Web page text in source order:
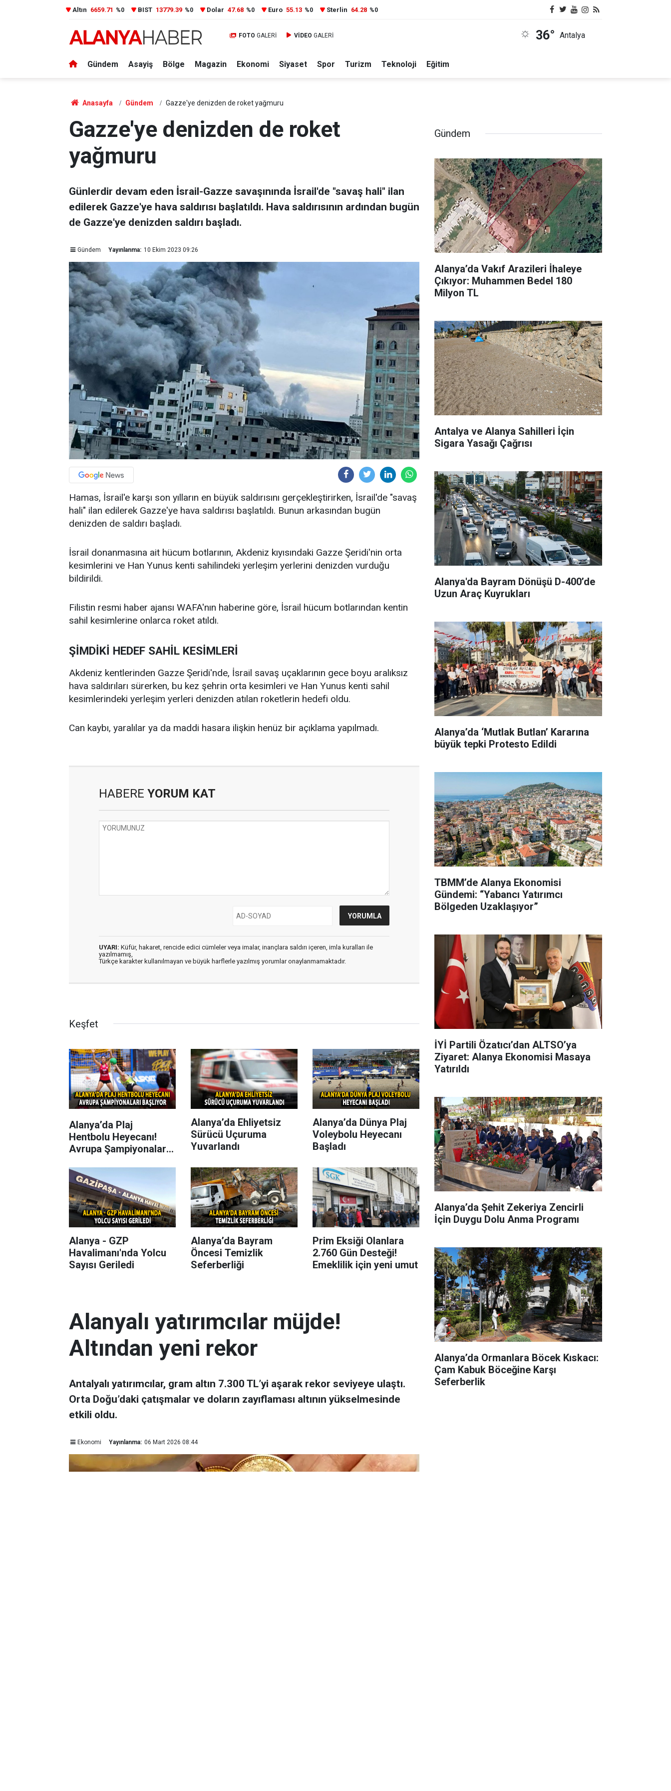
Altın 6659.71 %0 BIST 13779.39 %0 Dolar 47.68 %0 Euro 55.13 %0 Sterlin 64.28 %0
FOTO GALERİ VİDEO GALERİ 36° Antalya
Gündem Asayiş Bölge Magazin Ekonomi Siyaset Spor Turizm Teknoloji Eğitim
Anasayfa Gündem Gazze'ye denizden de roket yağmuru
Gazze'ye denizden de roket
yağmuru
Günlerdir devam eden İsrail-Gazze savaşınında İsrail'de "savaş hali" ilan
edilerek Gazze'ye hava saldırısı başlatıldı. Hava saldırısının ardından bugün
de Gazze'ye denizden saldırı başladı.
Gündem Yayınlanma: 10 Ekim 2023 09:26
Hamas, İsrail'e karşı son yılların en büyük saldırısını gerçekleştirirken, İsrail'de "savaş
hali" ilan edilerek Gazze'ye hava saldırısı başlatıldı. Bunun arkasından bugün
denizden de saldırı başladı.
İsrail donanmasına ait hücum botlarının, Akdeniz kıyısındaki Gazze Şeridi'nin orta
kesimlerini ve Han Yunus kenti sahilindeki yerleşim yerlerini denizden vurduğu
bildirildi.
Filistin resmi haber ajansı WAFA'nın haberine göre, İsrail hücum botlarından kentin
sahil kesimlerine onlarca roket atıldı.
ŞİMDİKİ HEDEF SAHİL KESİMLERİ
Akdeniz kentlerinden Gazze Şeridi'nde, İsrail savaş uçaklarının gece boyu aralıksız
hava saldırıları sürerken, bu kez şehrin orta kesimleri ve Han Yunus kenti sahil
kesimlerindeki yerleşim yerleri denizden atılan roketlerin hedefi oldu.
Can kaybı, yaralılar ya da maddi hasara ilişkin henüz bir açıklama yapılmadı.
HABERE YORUM KAT
UYARI: Küfür, hakaret, rencide edici cümleler veya imalar, inançlara saldırı içeren, imla kuralları ile
yazılmamış,
Türkçe karakter kullanılmayan ve büyük harflerle yazılmış yorumlar onaylanmamaktadır.
Keşfet
Alanya’da Plaj
Hentbolu Heyecanı!
Avrupa Şampiyonaları
Alanya’da Ehliyetsiz
Sürücü Uçuruma
Yuvarlandı
Alanya’da Dünya Plaj
Voleybolu Heyecanı
Başladı
Alanya - GZP
Havalimanı'nda Yolcu
Sayısı Geriledi
Alanya’da Bayram
Öncesi Temizlik
Seferberliği
Prim Eksiği Olanlara
2.760 Gün Desteği!
Emeklilik için yeni umut
Alanyalı yatırımcılar müjde!
Altından yeni rekor
Antalyalı yatırımcılar, gram altın 7.300 TL’yi aşarak rekor seviyeye ulaştı.
Orta Doğu’daki çatışmalar ve doların zayıflaması altının yükselmesinde
etkili oldu.
Ekonomi Yayınlanma: 06 Mart 2026 08:44
Gündem
Alanya’da Vakıf Arazileri İhaleye
Çıkıyor: Muhammen Bedel 180
Milyon TL
Antalya ve Alanya Sahilleri İçin
Sigara Yasağı Çağrısı
Alanya'da Bayram Dönüşü D-400’de
Uzun Araç Kuyrukları
Alanya’da ‘Mutlak Butlan’ Kararına
büyük tepki Protesto Edildi
TBMM’de Alanya Ekonomisi
Gündemi: “Yabancı Yatırımcı
Bölgeden Uzaklaşıyor”
İYİ Partili Özatıcı’dan ALTSO’ya
Ziyaret: Alanya Ekonomisi Masaya
Yatırıldı
Alanya’da Şehit Zekeriya Zencirli
İçin Duygu Dolu Anma Programı
Alanya’da Ormanlara Böcek Kıskacı:
Çam Kabuk Böceğine Karşı
Seferberlik